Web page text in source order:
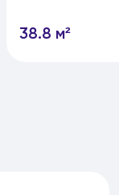
38.8 м²